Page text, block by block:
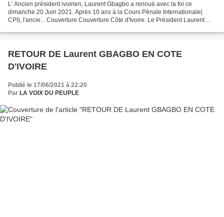
L' Ancien président ivoirien, Laurent Gbagbo a renoué avec la foi ce
dimanche 20 Juin 2021. Après 10 ans à la Cours Pénale Internationale(
CPI), l'ancie... Couverture Couverture Côte d'Ivoire: Le Président Laurent
RETOUR DE Laurent GBAGBO EN COTE
D'IVOIRE
Publié le 17/06/2021 à 22:20
Par LA VOIX DU PEUPLE